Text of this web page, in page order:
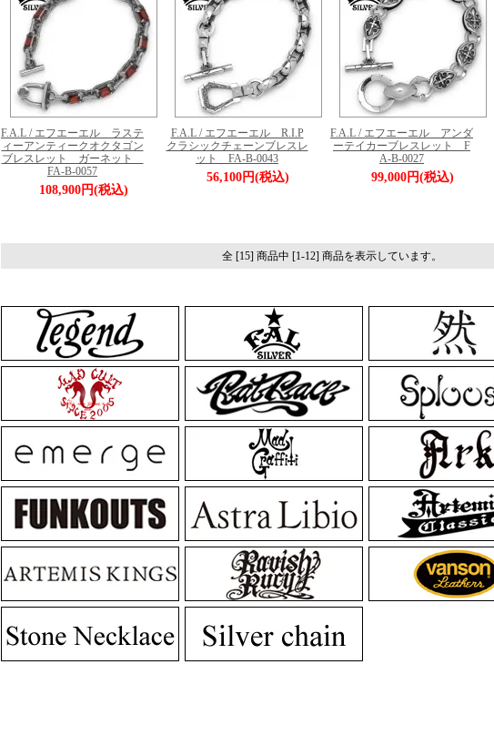
F.A.L / エフエーエル ラステ
ィーアンティークオクタゴン
ブレスレット ガーネット
FA-B-0057
108,900円(税込)
F.A.L / エフエーエル R.I.P
クラシックチェーンブレスレ
ット FA-B-0043
56,100円(税込)
F.A.L / エフエーエル アンダ
ーテイカーブレスレット F
A-B-0027
99,000円(税込)
全 [15] 商品中 [1-12] 商品を表示しています。